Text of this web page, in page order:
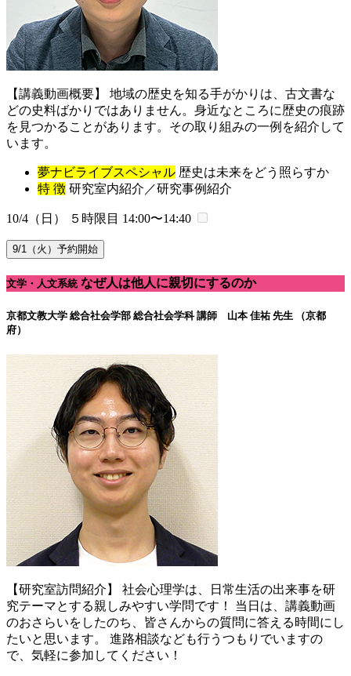
【講義動画概要】 地域の歴史を知る手がかりは、古文書な
どの史料ばかりではありません。身近なところに歴史の痕跡
を見つかることがあります。その取り組みの一例を紹介して
います。
夢ナビライブスペシャル 歴史は未来をどう照らすか
特 徴 研究室内紹介／研究事例紹介
10/4（日） ５時限目 14:00〜14:40
9/1（火）予約開始
文学・人文系統 なぜ人は他人に親切にするのか
京都文教大学 総合社会学部 総合社会学科 講師 山本 佳祐 先生 （京都
府）
【研究室訪問紹介】 社会心理学は、日常生活の出来事を研
究テーマとする親しみやすい学問です！ 当日は、講義動画
のおさらいをしたのち、皆さんからの質問に答える時間にし
たいと思います。 進路相談なども行うつもりでいますの
で、気軽に参加してください！